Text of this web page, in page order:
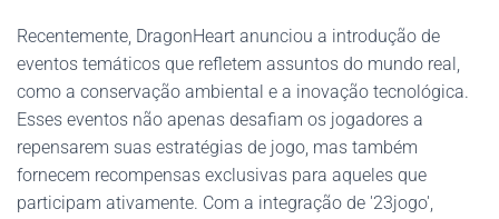
Recentemente, DragonHeart anunciou a introdução de
eventos temáticos que refletem assuntos do mundo real,
como a conservação ambiental e a inovação tecnológica.
Esses eventos não apenas desafiam os jogadores a
repensarem suas estratégias de jogo, mas também
fornecem recompensas exclusivas para aqueles que
participam ativamente. Com a integração de '23jogo',